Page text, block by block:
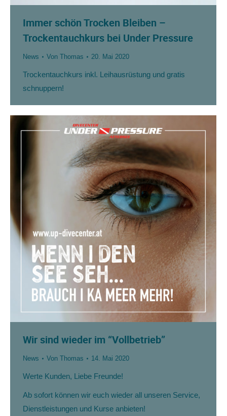
Immer schön Trocken Bleiben –
Trockentauchkurs bei Under Pressure
News Von Thomas 20. Mai 2020
Trockentauchkurs inkl. Leihausrüstung und gratis
schnuppern!
Wir sind wieder im “Vollbetrieb”
News Von Thomas 14. Mai 2020
Werte Kunden, Liebe Freunde!
Ab sofort können wir euch wieder all unseren Service,
Dienstleistungen und Kurse anbieten!